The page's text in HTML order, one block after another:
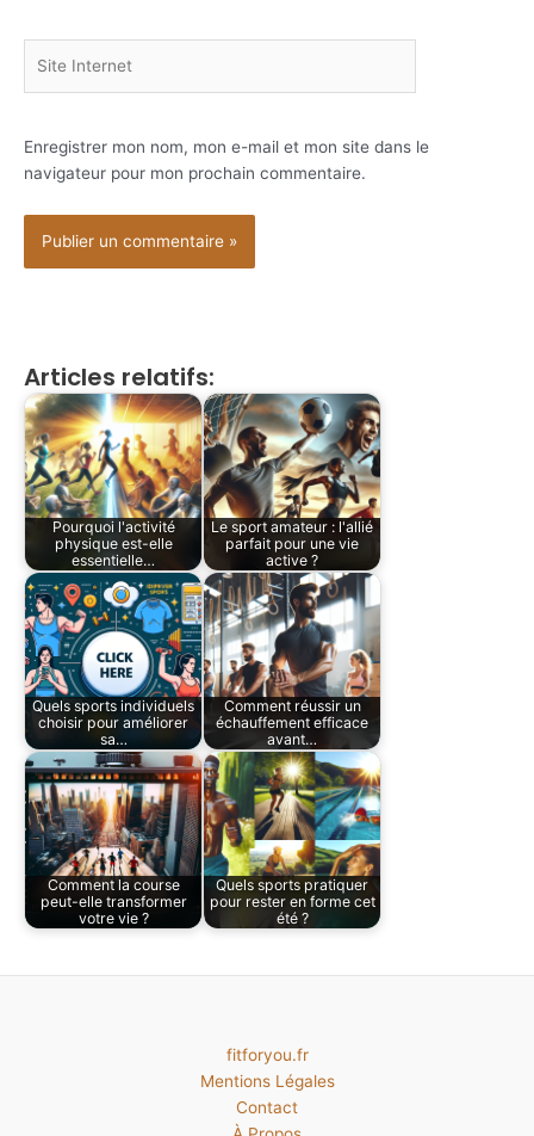
Internet
Enregistrer mon nom, mon e-mail et mon site dans le
navigateur pour mon prochain commentaire.
Articles relatifs:
Pourquoi l'activité
physique est-elle
essentielle…
Le sport amateur : l'allié
parfait pour une vie
active ?
Quels sports individuels
choisir pour améliorer
sa…
Comment réussir un
échauffement efficace
avant…
Comment la course
peut-elle transformer
votre vie ?
Quels sports pratiquer
pour rester en forme cet
été ?
fitforyou.fr
Mentions Légales
Contact